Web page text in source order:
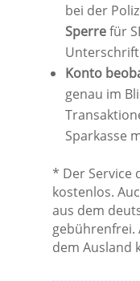
bei der
Sperrefür
Konto
genau im
Sparkasse
* Der Service
kostenlos.
aus dem
gebührenfrei.
dem Ausland